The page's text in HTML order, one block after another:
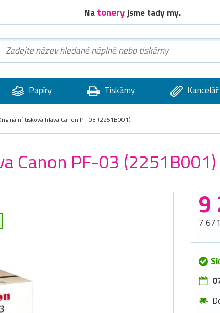
Natoneryjsme tady my.
Papíry Tiskárny Kancelář
tisková hlava Canon PF-03 (2251B001)
Canon PF-03 (2251B001)
9
7